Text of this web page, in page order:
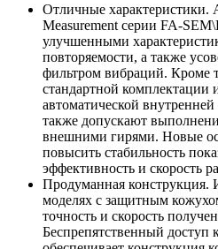
Отличные характеристики.
Measurement серии FA-
улучшенными
повторяемости, а также
фильтром вибраций. Кроме
стандартной
автоматической
также допускают
внешними гирями. Новые
повысить стабильность
эффективность и скорость
Продуманная конструкция.
моделях с защитным
точность и скорость
Беспрепятственный доступ